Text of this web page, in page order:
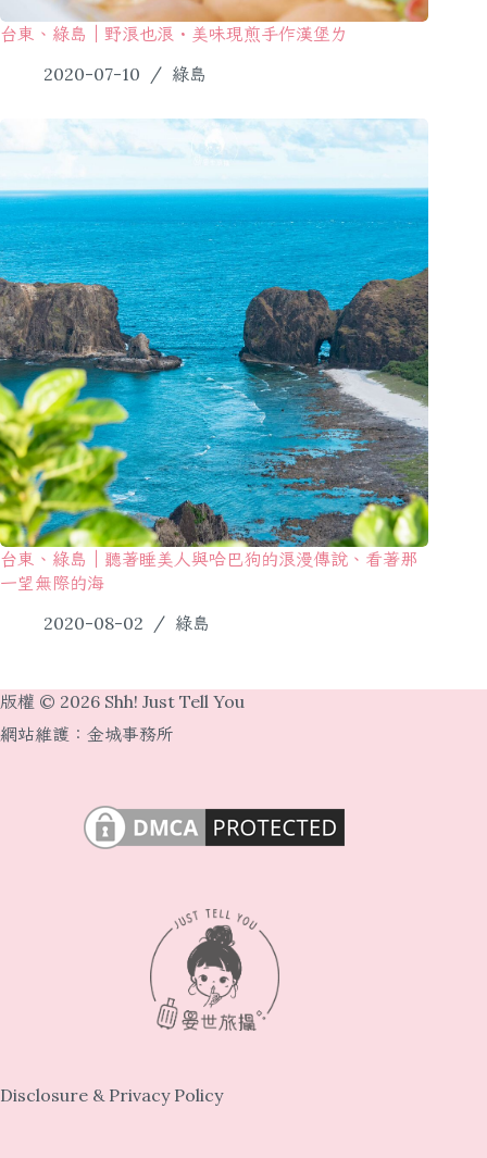
台東、綠島｜野浪也浪・美味現煎手作漢堡ㄌ
2020-07-10
綠島
台東、綠島｜聽著睡美人與哈巴狗的浪漫傳說、看著那
一望無際的海
2020-08-02
綠島
版權 © 2026 Shh! Just Tell You
網站維護： 金城事務所
Disclosure & Privacy Policy